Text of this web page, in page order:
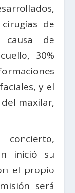
de
causa de
30%
y el
maxilar,
inició su
el propio
será